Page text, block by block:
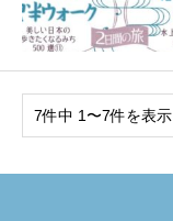
7件中 1〜7件を表示